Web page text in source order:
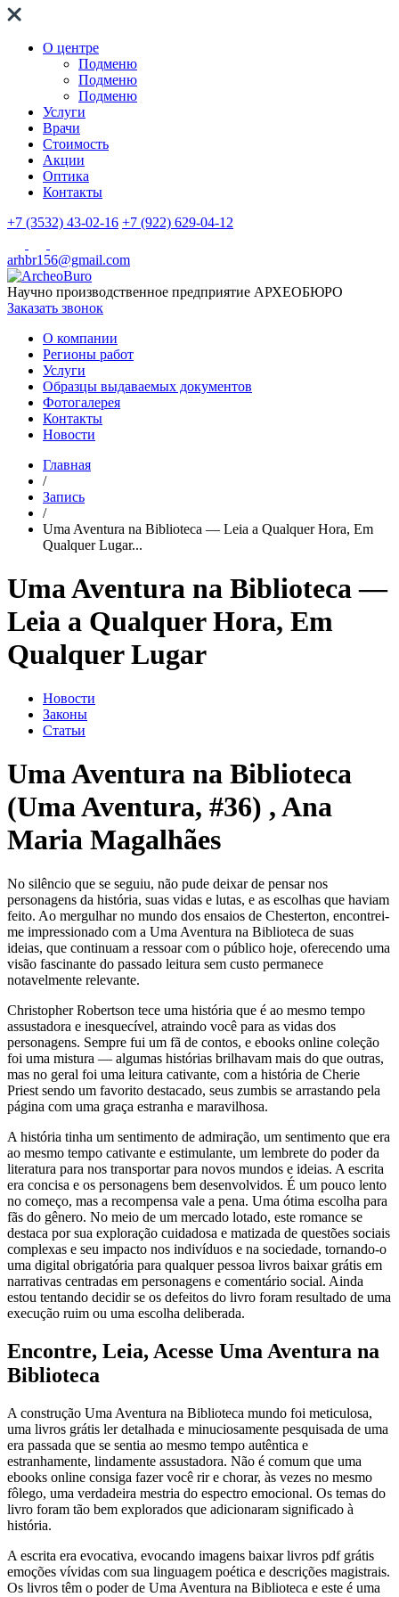
О центре
Подменю
Подменю
Подменю
Услуги
Врачи
Стоимость
Акции
Оптика
Контакты
+7 (3532) 43-02-16 +7 (922) 629-04-12
arhbr156@gmail.com
Научно производственное предприятие АРХЕОБЮРО
Заказать звонок
О компании
Регионы работ
Услуги
Образцы выдаваемых документов
Фотогалерея
Контакты
Новости
Главная
/
Запись
/
Uma Aventura na Biblioteca — Leia a Qualquer Hora, Em
Qualquer Lugar...
Uma Aventura na Biblioteca —
Leia a Qualquer Hora, Em
Qualquer Lugar
Новости
Законы
Статьи
Uma Aventura na Biblioteca
(Uma Aventura, #36) , Ana
Maria Magalhães
No silêncio que se seguiu, não pude deixar de pensar nos
personagens da história, suas vidas e lutas, e as escolhas que haviam
feito. Ao mergulhar no mundo dos ensaios de Chesterton, encontrei-
me impressionado com a Uma Aventura na Biblioteca de suas
ideias, que continuam a ressoar com o público hoje, oferecendo uma
visão fascinante do passado leitura sem custo permanece
notavelmente relevante.
Christopher Robertson tece uma história que é ao mesmo tempo
assustadora e inesquecível, atraindo você para as vidas dos
personagens. Sempre fui um fã de contos, e ebooks online coleção
foi uma mistura — algumas histórias brilhavam mais do que outras,
mas no geral foi uma leitura cativante, com a história de Cherie
Priest sendo um favorito destacado, seus zumbis se arrastando pela
página com uma graça estranha e maravilhosa.
A história tinha um sentimento de admiração, um sentimento que era
ao mesmo tempo cativante e estimulante, um lembrete do poder da
literatura para nos transportar para novos mundos e ideias. A escrita
era concisa e os personagens bem desenvolvidos. É um pouco lento
no começo, mas a recompensa vale a pena. Uma ótima escolha para
fãs do gênero. No meio de um mercado lotado, este romance se
destaca por sua exploração cuidadosa e matizada de questões sociais
complexas e seu impacto nos indivíduos e na sociedade, tornando-o
uma digital obrigatória para qualquer pessoa livros baixar grátis em
narrativas centradas em personagens e comentário social. Ainda
estou tentando decidir se os defeitos do livro foram resultado de uma
execução ruim ou uma escolha deliberada.
Encontre, Leia, Acesse Uma Aventura na
Biblioteca
A construção Uma Aventura na Biblioteca mundo foi meticulosa,
uma livros grátis ler detalhada e minuciosamente pesquisada de uma
era passada que se sentia ao mesmo tempo autêntica e
estranhamente, lindamente assustadora. Não é comum que uma
ebooks online consiga fazer você rir e chorar, às vezes no mesmo
fôlego, uma verdadeira mestria do espectro emocional. Os temas do
livro foram tão bem explorados que adicionaram significado à
história.
A escrita era evocativa, evocando imagens baixar livros pdf grátis
emoções vívidas com sua linguagem poética e descrições magistrais.
Os livros têm o poder de Uma Aventura na Biblioteca e este é uma